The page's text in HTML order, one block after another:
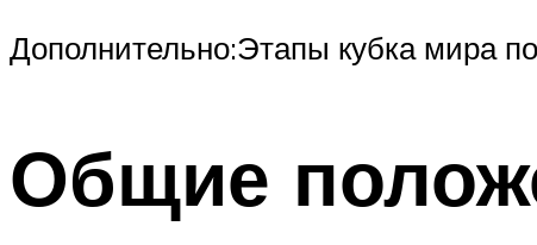
Дополнительно:Этапы кубка мира
Общие